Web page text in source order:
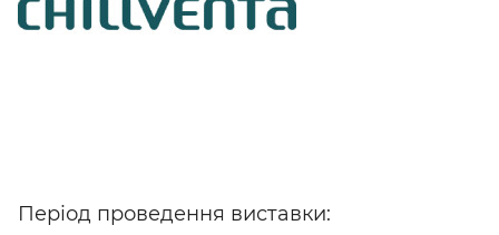
Період проведення виставки: